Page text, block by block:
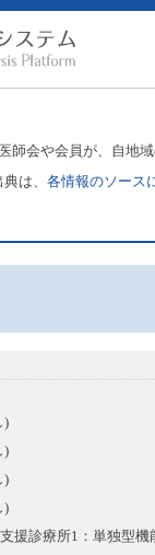
師会や会員が、自地
典は、各情報のソース
)
)
)
)
援診療所1：単独型